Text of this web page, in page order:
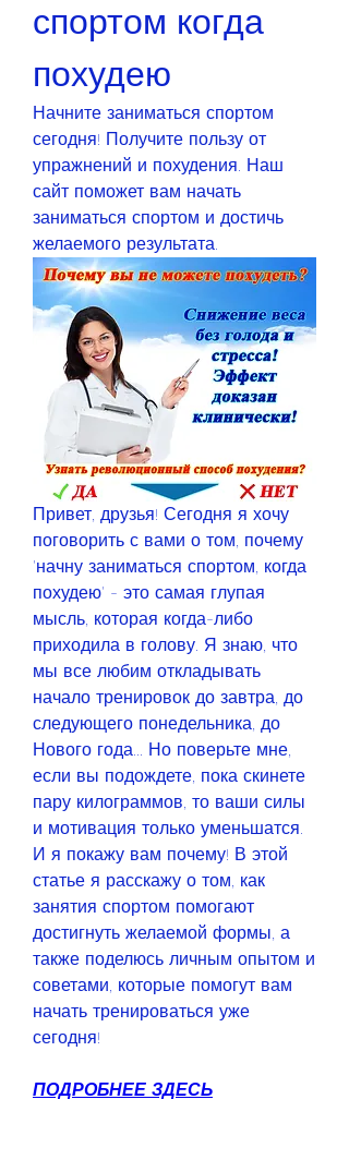
спортом когда
похудею
Начните заниматься спортом
сегодня! Получите пользу от
упражнений и похудения. Наш
сайт поможет вам начать
заниматься спортом и достичь
желаемого результата.
Привет, друзья! Сегодня я хочу
поговорить с вами о том, почему
'начну заниматься спортом, когда
похудею' - это самая глупая
мысль, которая когда-либо
приходила в голову. Я знаю, что
мы все любим откладывать
начало тренировок до завтра, до
следующего понедельника, до
Нового года... Но поверьте мне,
если вы подождете, пока скинете
пару килограммов, то ваши силы
и мотивация только уменьшатся.
И я покажу вам почему! В этой
статье я расскажу о том, как
занятия спортом помогают
достигнуть желаемой формы, а
также поделюсь личным опытом и
советами, которые помогут вам
начать тренироваться уже
сегодня!
ПОДРОБНЕЕ ЗДЕСЬ